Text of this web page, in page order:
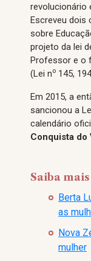
revolucionário
Escreveu dois
sobre
projeto da lei
Professor e o
(Lei no 145,
Em 2015, a
sancionou a
calendário
Conquista do
Saiba mais
Berta
as
Nova
mulher